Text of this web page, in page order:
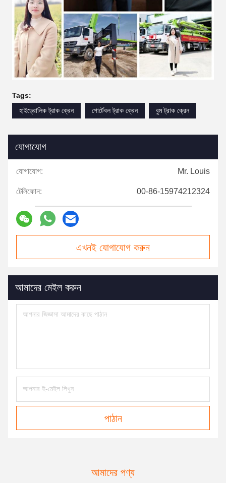
Tags:
হাইড্রোলিক ট্রাক ক্রেন
পোর্টেবল ট্রাক ক্রেন বুম ট্রাক ক্রেন
যোগাযোগ
যোগাযোগ: Mr. Louis
টেলিফোন: 00-86-15974212324
এখনই যোগাযোগ করুন
আমাদের মেইল করুন
পাঠান
আমাদের পণ্য